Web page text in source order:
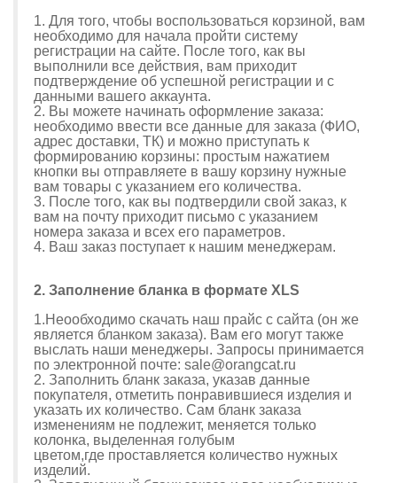
1. Для того, чтобы воспользоваться корзиной, вам
необходимо для начала пройти систему
регистрации на сайте. После того, как вы
выполнили все действия, вам приходит
подтверждение об успешной регистрации и с
данными вашего аккаунта.
2. Вы можете начинать оформление заказа:
необходимо ввести все данные для заказа (ФИО,
адрес доставки, ТК) и можно приступать к
формированию корзины: простым нажатием
кнопки вы отправляете в вашу корзину нужные
вам товары с указанием его количества.
3. После того, как вы подтвердили свой заказ, к
вам на почту приходит письмо с указанием
номера заказа и всех его параметров.
4. Ваш заказ поступает к нашим менеджерам.
2. Заполнение бланка в формате XLS
1.Неообходимо скачать наш прайс с сайта (он же
является бланком заказа). Вам его могут также
выслать наши менеджеры. Запросы принимается
по электронной почте: sale@orangcat.ru
2. Заполнить бланк заказа, указав данные
покупателя, отметить понравившиеся изделия и
указать их количество. Сам бланк заказа
изменениям не подлежит, меняется только
колонка, выделенная голубым
цветом,где проставляется количество нужных
изделий.